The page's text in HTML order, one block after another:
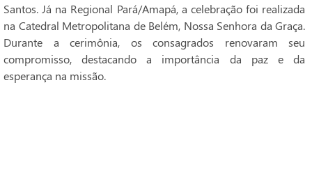
Santos. Já na Regional Pará/Amapá, a celebração foi realizada
na Catedral Metropolitana de Belém, Nossa Senhora da Graça.
Durante a cerimônia, os consagrados renovaram seu
compromisso, destacando a importância da paz e da
esperança na missão.